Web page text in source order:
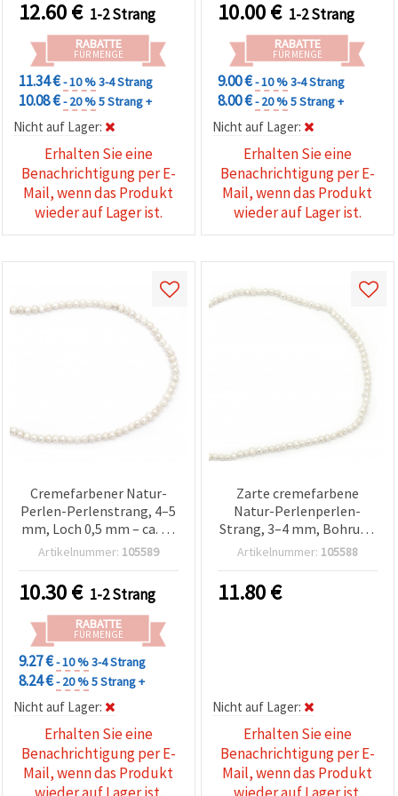
Ketten und Armbänder
12.60€ 1-2 Strang
RABATTE
FÜR MENGE
11.34 €- 10 %3-4 Strang
10.08 €- 20 %5 Strang +
Nicht auf Lager:
Erhalten Sie eine
Benachrichtigung per E-
Mail, wenn das Produkt
wieder auf Lager ist.
Schmuckdesigns,
Bastelbedarf DIY
10.00€ 1-2 Strang
RABATTE
FÜR MENGE
9.00 €- 10 %3-4 Strang
8.00 €- 20 %5 Strang +
Nicht auf Lager:
Erhalten Sie eine
Benachrichtigung per E-
Mail, wenn das Produkt
wieder auf Lager ist.
Cremefarbener Natur-
Perlen-Perlenstrang, 4–5
mm, Loch 0,5 mm – ca. 77
Stk., ideal zum
& klassische DIY
Schmuckstücke
Artikelnummer: 105589
10.30€ 1-2 Strang
RABATTE
FÜR MENGE
9.27 €- 10 %3-4 Strang
8.24 €- 20 %5 Strang +
Nicht auf Lager:
Erhalten Sie eine
Benachrichtigung per E-
Mail, wenn das Produkt
wieder auf Lager ist.
Zarte cremefarbene
Natur-Perlenperlen-
Strang, 3–4 mm, Bohrung
0,5 mm, Klasse AA+ – ca.
filigranen & eleganten
Schmuck zum Basteln
Artikelnummer: 105588
11.80€
Nicht auf Lager:
Erhalten Sie eine
Benachrichtigung per E-
Mail, wenn das Produkt
wieder auf Lager ist.